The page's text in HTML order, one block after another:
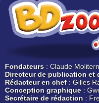
Fondateurs : Claude
Directeur de publication et
Rédacteur en chef: Gilles
Conception graphique:
Secrétaire de rédaction :